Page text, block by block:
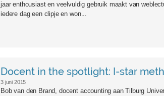
jaar enthousiast en veelvuldig gebruik maakt van
iedere dag een clipje en won...
Docent in the spotlight: I-star
3 juni 2015
Bob van den Brand, docent accounting aan Tilburg